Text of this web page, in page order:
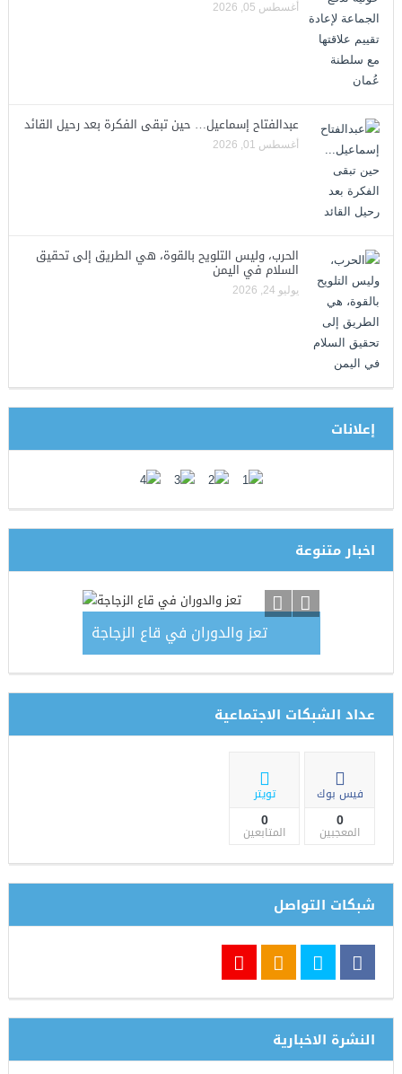
أغسطس 05, 2026
عبدالفتاح إسماعيل… حين تبقى الفكرة بعد رحيل القائد
أغسطس 01, 2026
الحرب، وليس التلويح بالقوة، هي الطريق إلى تحقيق
السلام في اليمن
يوليو 24, 2026
إعلانات
اخبار متنوعة
تعز والدوران في قاع الزجاجة
التنفيذ
عداد الشبكات الاجتماعية
فيس بوك
0
المعجبين
تويتر
0
المتابعين
شبكات التواصل
النشرة الاخبارية